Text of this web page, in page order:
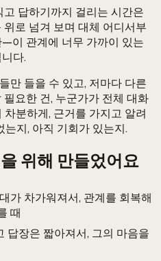
답하기까지 걸리는 시간은
로 넘겨 보며 대체 어디서부
이 관계에 너무 가까이 있는
다.
만 들을 수 있고, 저마다 다른
요한 건, 누군가가 전체 대화
분하게, 근거를 가지고 알려
지, 아직 기회가 있는지.
위해 만들었어요
가 차가워져서, 관계를 회복해
때
답장은 짧아져서, 그의 마음을